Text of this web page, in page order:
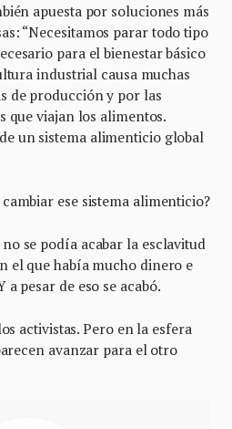
apuesta por soluciones más
“Necesitamos parar todo tipo
para el bienestar básico
industrial causa muchas
de producción y por las
que viajan los alimentos.
un sistema alimenticio global
ese sistema alimenticio?
se podía acabar la esclavitud
el que había mucho dinero e
pesar de eso se acabó.
activistas. Pero en la esfera
avanzar para el otro